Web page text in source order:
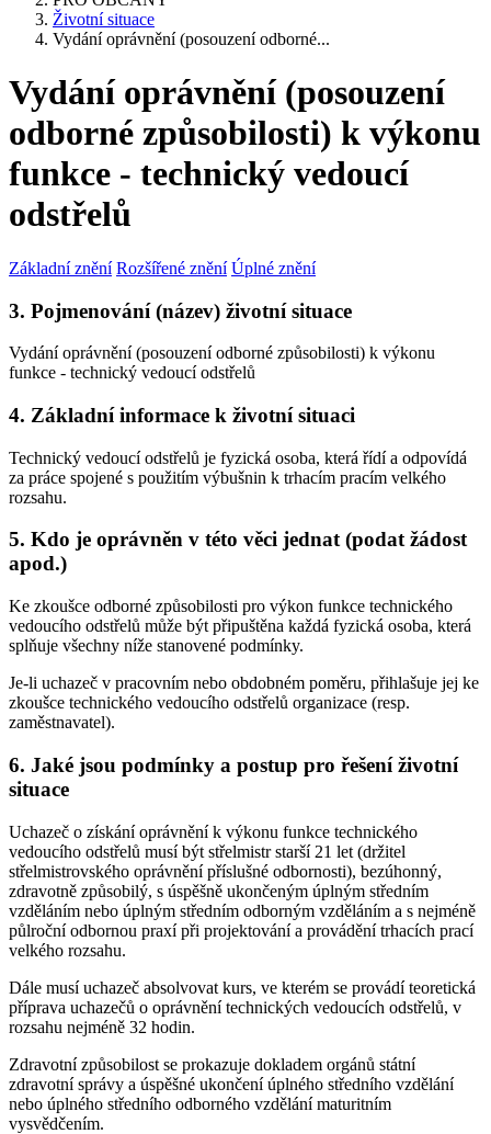
Životní situace
Vydání oprávnění (posouzení odborné...
Vydání oprávnění (posouzení
odborné způsobilosti) k výkonu
funkce - technický vedoucí
odstřelů
Základní znění Rozšířené znění Úplné znění
3. Pojmenování (název) životní situace
Vydání oprávnění (posouzení odborné způsobilosti) k výkonu
funkce - technický vedoucí odstřelů
4. Základní informace k životní situaci
Technický vedoucí odstřelů je fyzická osoba, která řídí a odpovídá
za práce spojené s použitím výbušnin k trhacím pracím velkého
rozsahu.
5. Kdo je oprávněn v této věci jednat (podat žádost
apod.)
Ke zkoušce odborné způsobilosti pro výkon funkce technického
vedoucího odstřelů může být připuštěna každá fyzická osoba, která
splňuje všechny níže stanovené podmínky.
Je-li uchazeč v pracovním nebo obdobném poměru, přihlašuje jej ke
zkoušce technického vedoucího odstřelů organizace (resp.
zaměstnavatel).
6. Jaké jsou podmínky a postup pro řešení životní
situace
Uchazeč o získání oprávnění k výkonu funkce technického
vedoucího odstřelů musí být střelmistr starší 21 let (držitel
střelmistrovského oprávnění příslušné odbornosti), bezúhonný,
zdravotně způsobilý, s úspěšně ukončeným úplným středním
vzděláním nebo úplným středním odborným vzděláním a s nejméně
půlroční odbornou praxí při projektování a provádění trhacích prací
velkého rozsahu.
Dále musí uchazeč absolvovat kurs, ve kterém se provádí teoretická
příprava uchazečů o oprávnění technických vedoucích odstřelů, v
rozsahu nejméně 32 hodin.
Zdravotní způsobilost se prokazuje dokladem orgánů státní
zdravotní správy a úspěšné ukončení úplného středního vzdělání
nebo úplného středního odborného vzdělání maturitním
vysvědčením.